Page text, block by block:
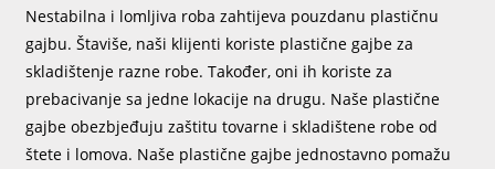
Nestabilna i lomljiva roba zahtijeva pouzdanu plastičnu
gajbu. Štaviše, naši klijenti koriste plastične gajbe za
skladištenje razne robe. Također, oni ih koriste za
prebacivanje sa jedne lokacije na drugu. Naše plastične
gajbe obezbjeđuju zaštitu tovarne i skladištene robe od
štete i lomova. Naše plastične gajbe jednostavno pomažu